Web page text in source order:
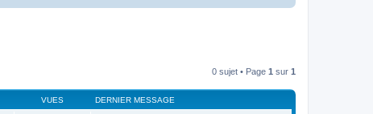
0 sujet • Page 1 sur 1
VUES DERNIER MESSAGE